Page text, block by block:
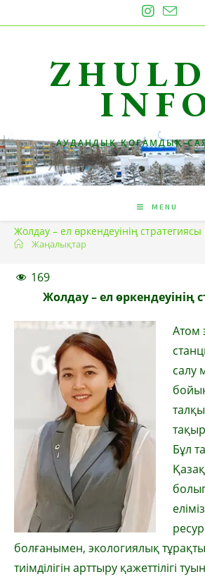
to
АУДАНДЫҚ ҚОҒАМДЫҚ-
MENU
Жолдау – ел өркендеуінің стратегиясы
Жаңалықтар
169
Жолдау – ел өркендеуінің
Атом
салу
Бұл
болғанымен, экологиялық
тиімділігін арттыру қажеттілігі